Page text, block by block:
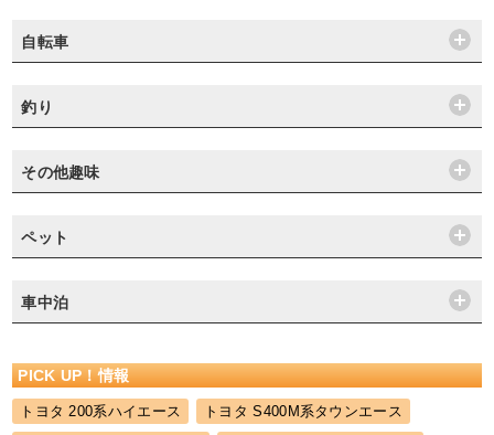
自転車
釣り
その他趣味
ペット
車中泊
PICK UP！情報
トヨタ 200系ハイエース
トヨタ S400M系タウンエース